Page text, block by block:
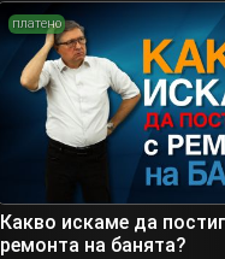
платено
Какво искаме да
ремонта на банята?